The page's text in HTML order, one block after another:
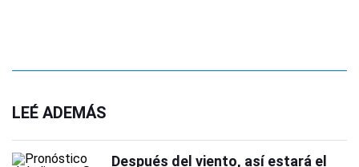
LEÉ ADEMÁS
Después del viento, así estará el